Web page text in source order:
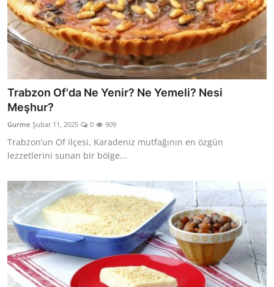
Trabzon Of'da Ne Yenir? Ne Yemeli? Nesi
Meşhur?
Gurme Şubat 11, 2025 0 909
Trabzon’un Of ilçesi, Karadeniz mutfağının en özgün
lezzetlerini sunan bir bölge...